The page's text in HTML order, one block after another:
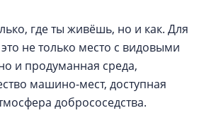
где ты живёшь, но и как. Для
не только место с видовыми
и продуманная среда,
машино-мест, доступная
добрососедства.